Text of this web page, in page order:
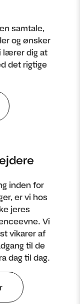
samtale,
og ønsker
lærer dig at
det rigtige
inden for
er vi hos
jeres
Vi
vikarer af
til de
dag til dag.